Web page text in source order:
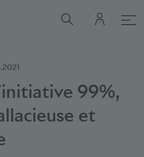
99%,
et